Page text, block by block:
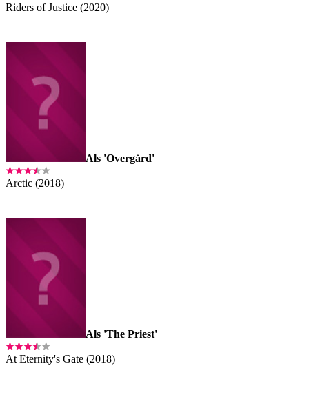
Riders of Justice (2020)
Als 'Overgård'
Arctic (2018)
Als 'The Priest'
At Eternity's Gate (2018)